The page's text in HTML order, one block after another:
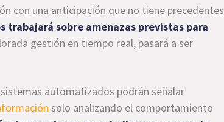
con una anticipación que no tiene precedentes
trabajará sobre amenazas previstas para
gestión en tiempo real, pasará a ser
automatizados podrán señalar
solo analizando el comportamiento